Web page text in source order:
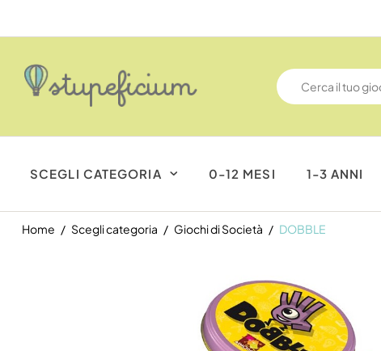
SCEGLI CATEGORIA 0-12 MESI 1-3 ANNI
Home Scegli categoria Giochi di Società DOBBLE